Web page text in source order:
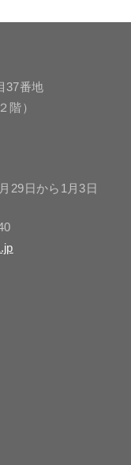
37番地
階）
29日から1月3日